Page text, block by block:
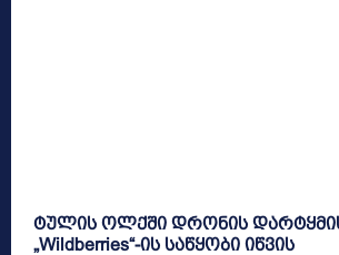
ტულის ოლქში დრონის
„Wildberries“-ის საწყობი იწვის